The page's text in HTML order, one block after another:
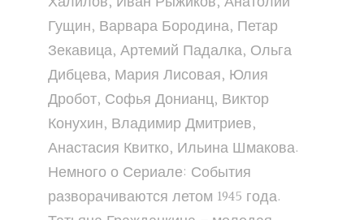
Гущин, Варвара Бородина, Петар
Зекавица, Артемий Падалка, Ольга
Дибцева, Мария Лисовая, Юлия
Дробот, Софья Донианц, Виктор
Конухин, Владимир Дмитриев,
Анастасия Квитко, Ильина Шмакова.
Немного о Сериале: События
разворачиваются летом 1945 года.